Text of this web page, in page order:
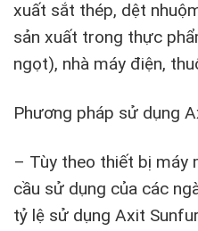
xuất sắt thép, dệt
sản xuất trong thực
ngọt), nhà máy điện,
Phương pháp sử dụng
– Tùy theo thiết bị máy
cầu sử dụng của các
tỷ lệ sử dụng Axit